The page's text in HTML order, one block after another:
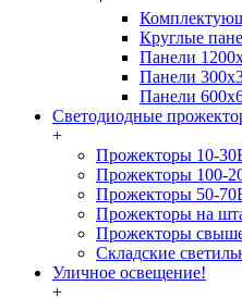
Круглые
Панели
Панели
Панели
Светодиодные
+
Прожекторы 10-
Прожекторы 100-
Прожекторы 50-
Прожекторы на
Прожекторы
Складские
Уличное освещение!
+